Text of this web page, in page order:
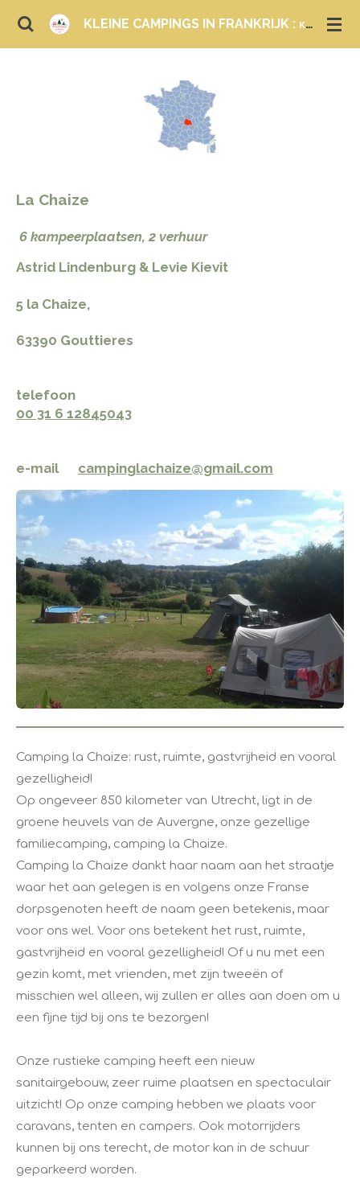
Ga
KLEINE CAMPINGS IN FRANKRIJK : KAMPEREN EN LOGEREN
La Chaize
6 kampeerplaatsen, 2 verhuur
​Astrid Lindenburg & Levie Kievit
5 la Chaize,
63390 Gouttieres
telefoon
​00 31 6 12845043
e-mail campinglachaize@gmail.com
​Camping la Chaize: rust, ruimte, gastvrijheid en vooral
gezelligheid!
Op ongeveer 850 kilometer van Utrecht, ligt in de
groene heuvels van de Auvergne, onze gezellige
familiecamping, camping la Chaize.
Camping la Chaize dankt haar naam aan het straatje
waar het aan gelegen is en volgens onze Franse
dorpsgenoten heeft de naam geen betekenis, maar
voor ons wel. Voor ons betekent het rust, ruimte,
gastvrijheid en vooral gezelligheid! Of u nu met een
gezin komt, met vrienden, met zijn tweeën of
misschien wel alleen, wij zullen er alles aan doen om u
een fijne tijd bij ons te bezorgen!
Onze rustieke camping heeft een nieuw
sanitairgebouw, zeer ruime plaatsen en spectaculair
uitzicht! Op onze camping hebben we plaats voor
caravans, tenten en campers. Ook motorrijders
kunnen bij ons terecht, de motor kan in de schuur
geparkeerd worden.